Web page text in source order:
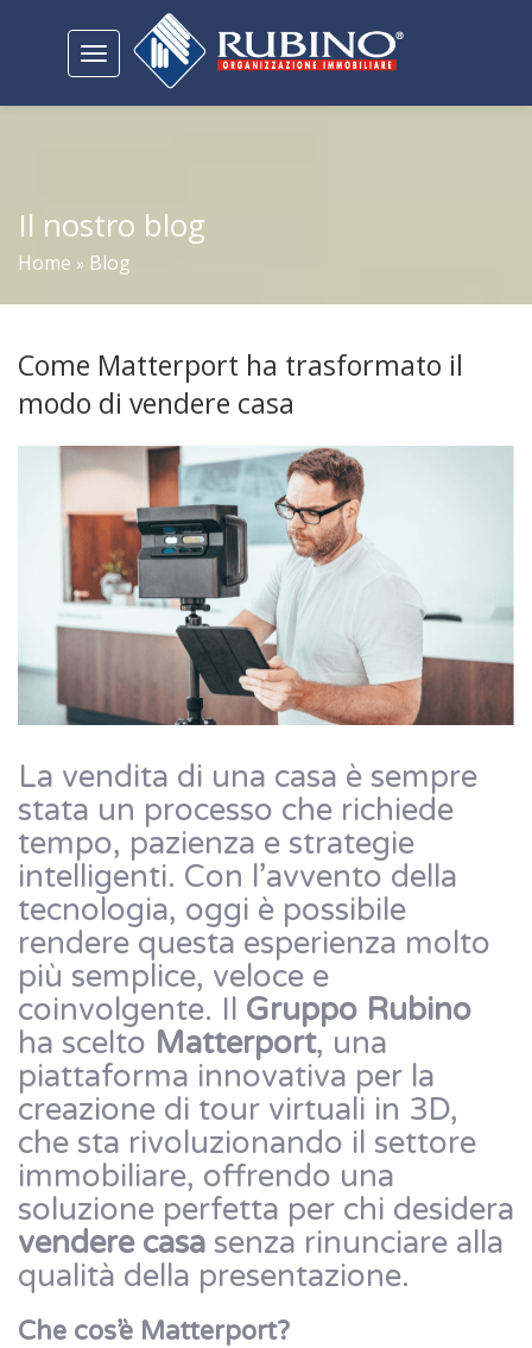
Toggle
navigation
Il nostro blog
Home » Blog
Come Matterport ha trasformato il
modo di vendere casa
La vendita di una casa è sempre
stata un processo che richiede
tempo, pazienza e strategie
intelligenti. Con l’avvento della
tecnologia, oggi è possibile
rendere questa esperienza molto
più semplice, veloce e
coinvolgente. Il Gruppo Rubino
ha scelto Matterport, una
piattaforma innovativa per la
creazione di tour virtuali in 3D,
che sta rivoluzionando il settore
immobiliare, offrendo una
soluzione perfetta per chi desidera
vendere casa senza rinunciare alla
qualità della presentazione.
Che cos’è Matterport?